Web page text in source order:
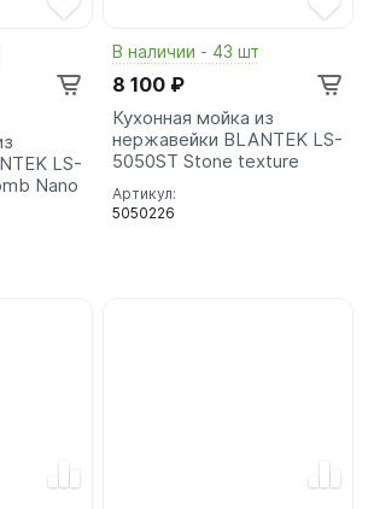
LS-
Nano
В наличии - 43 шт
8 100 ₽
Кухонная мойка из
нержавейки BLANTEK LS-
5050ST Stone texture
Артикул:
5050226